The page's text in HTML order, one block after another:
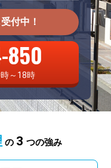
付中！
850
～18時
の 3 つの強み